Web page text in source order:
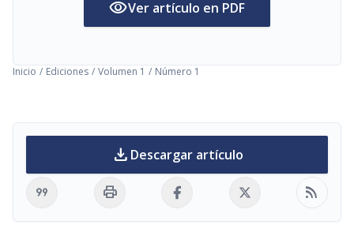
visibilityVer artículo en PDF
Inicio / Ediciones / Volumen 1 / Número 1
download Descargar artículo
format_quote print rss_feed